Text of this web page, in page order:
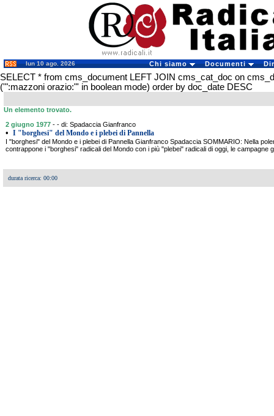
lun 10 ago. 2026 Chi siamo Documenti
SELECT * from cms_document LEFT JOIN cms_cat_doc on
('":mazzoni orazio:"' in boolean mode) order by doc_date DESC
Un elemento trovato.
2 giugno 1977 - - di: Spadaccia Gianfranco
• I "borghesi" del Mondo e i plebei di Pannella
I "borghesi" del Mondo e i plebei di Pannella Gianfranco Spadaccia SOMMARIO: Nella
contrappone i "borghesi" radicali del Mondo con i più "plebei" radicali di oggi, le campagne
durata ricerca: 00:00